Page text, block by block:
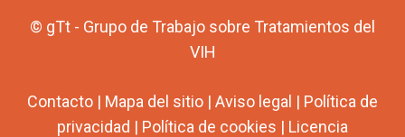
© gTt - Grupo de Trabajo sobre Tratamientos del
VIH
Contacto | Mapa del sitio | Aviso legal | Política de
privacidad | Política de cookies | Licencia